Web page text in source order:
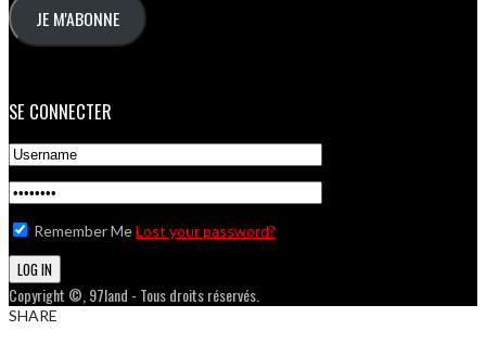
JE M'ABONNE
SE CONNECTER
Remember MeLost your password?
Copyright ©, 97land - Tous droits réservés.
SHARE